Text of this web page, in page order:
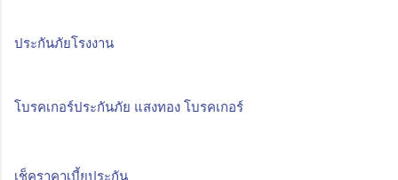
ประกันภัยโรงงาน
โบรคเกอร์ประกันภัย แสงทอง โบรคเกอร์
เช็คราคาเบี้ยประกัน